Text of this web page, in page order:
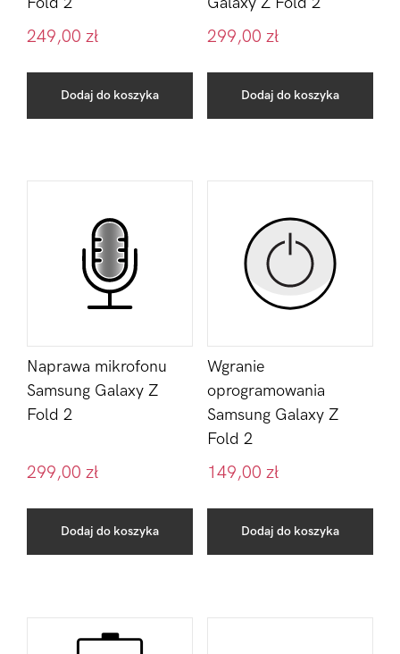
249,00 zł
Dodaj do koszyka
299,00 zł
Dodaj do koszyka
Naprawa mikrofonu
Samsung Galaxy Z
Fold 2
299,00 zł
Dodaj do koszyka
Wgranie
oprogramowania
Samsung Galaxy Z
Fold 2
149,00 zł
Dodaj do koszyka